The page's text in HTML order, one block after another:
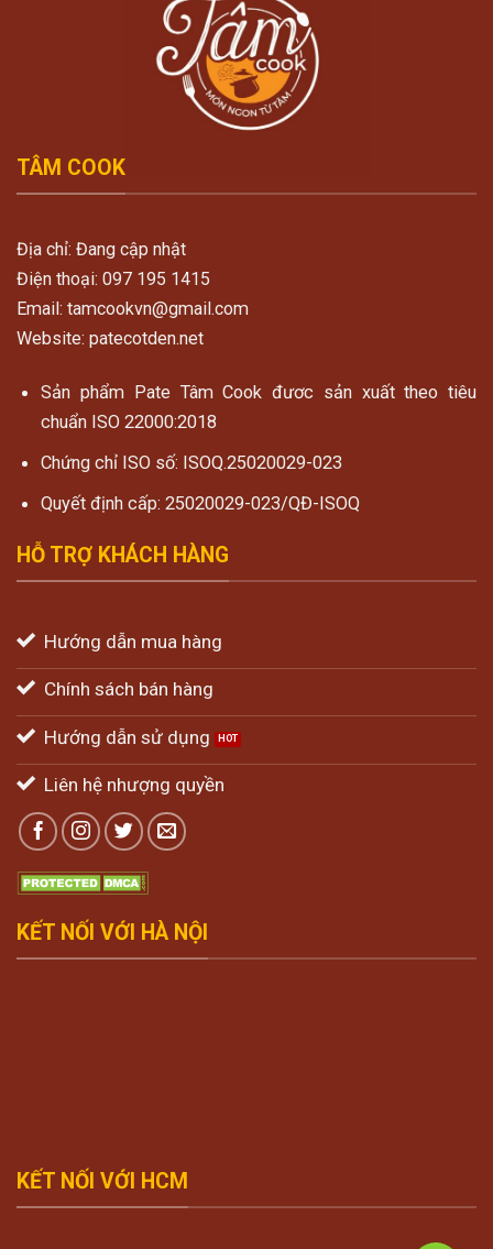
TÂM COOK
Địa chỉ: Đang cập nhật
Điện thoại: 097 195 1415
Email: tamcookvn@gmail.com
Website: patecotden.net
Sản phẩm Pate Tâm Cook đươc sản xuất theo tiêu
chuẩn ISO 22000:2018
Chứng chỉ ISO số: ISOQ.25020029-023
Quyết định cấp: 25020029-023/QĐ-ISOQ
HỖ TRỢ KHÁCH HÀNG
Hướng dẫn mua hàng
Chính sách bán hàng
Hướng dẫn sử dụng
Liên hệ nhượng quyền
KẾT NỐI VỚI HÀ NỘI
KẾT NỐI VỚI HCM